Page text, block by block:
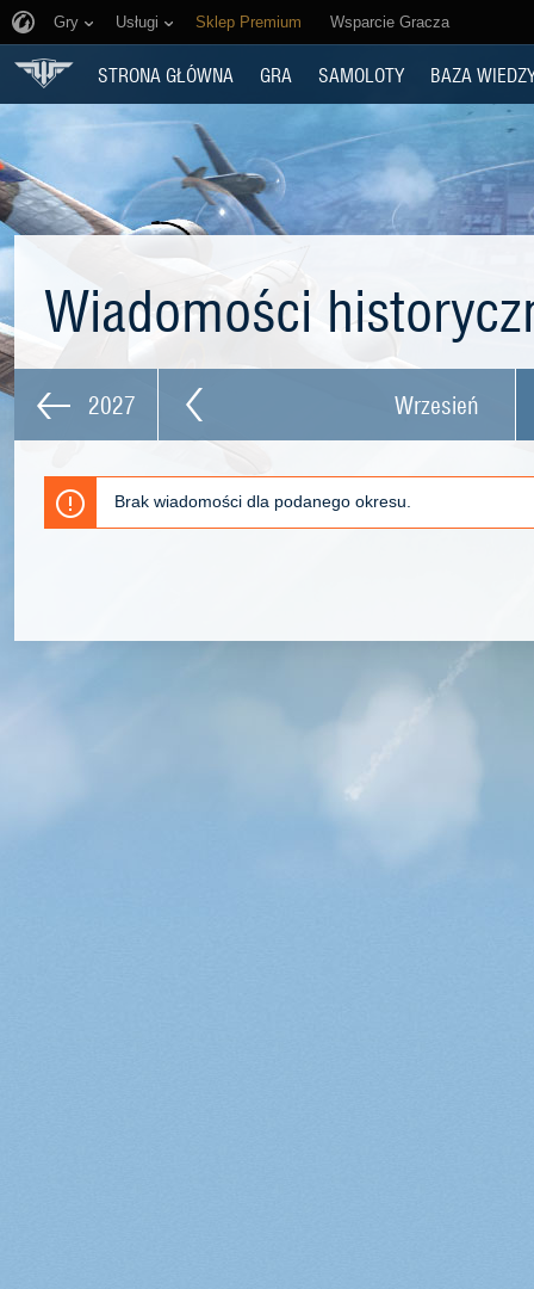
Gry Usługi Sklep Premium Wsparcie Gracza
STRONA GŁÓWNA GRA SAMOLOTY BAZA
Wiadomości
2027 Wrzesień
Brak wiadomości dla podanego okresu.